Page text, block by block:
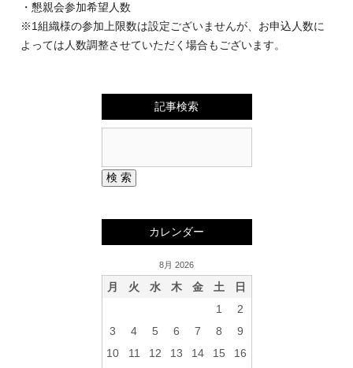
・懇親会参加希望人数
※1組織様の参加上限数は設定ございませんが、お申込人数に
よっては人数調整させていただく場合もございます。
記事検索
カレンダー
8月 2026
月 火 水 木 金 土 日
1
2
3
4 5 6 7 8
9
10
11 12 13 14 15
16